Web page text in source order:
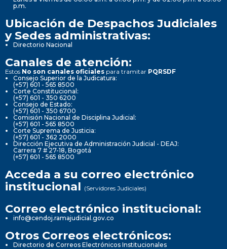
p.m.
Ubicación de Despachos Judiciales
y Sedes administrativas:
Directorio Nacional
Canales de atención:
Estos No son canales oficiales para tramitar PQRSDF
Consejo Superior de la Judicatura:
(+57) 601 - 565 8500
Corte Constitucional:
(+57) 601 - 350 6200
Consejo de Estado:
(+57) 601 - 350 6700
Comisión Nacional de Disciplina Judicial:
(+57) 601 - 565 8500
Corte Suprema de Justicia:
(+57) 601 - 362 2000
Dirección Ejecutiva de Administración Judicial - DEAJ:
Carrera 7 # 27-18, Bogotá
(+57) 601 - 565 8500
Acceda a su correo electrónico
institucional (Servidores Judiciales)
Correo electrónico institucional:
info@cendoj.ramajudicial.gov.co
Otros Correos electrónicos:
Directorio de Correos Electrónicos Institucionales